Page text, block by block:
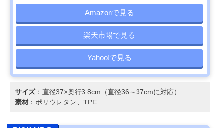
Amazonで見る
楽天市場で見る
Yahoo!で見る
サイズ：直径37×奥行3.8cm（直径36～37cmに対応）
素材 ：ポリウレタン、TPE